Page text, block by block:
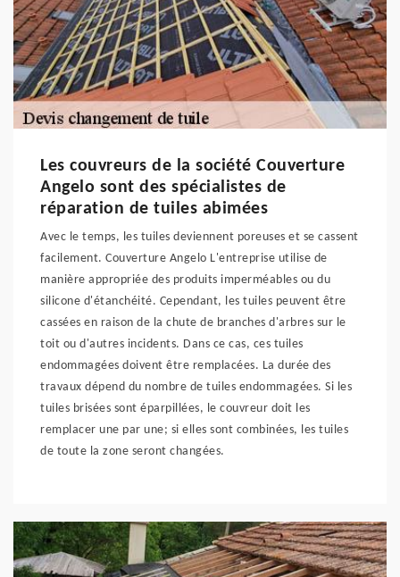
Les couvreurs de la société Couverture
Angelo sont des spécialistes de
réparation de tuiles abimées
Avec le temps, les tuiles deviennent poreuses et se cassent
facilement. Couverture Angelo L'entreprise utilise de
manière appropriée des produits imperméables ou du
silicone d'étanchéité. Cependant, les tuiles peuvent être
cassées en raison de la chute de branches d'arbres sur le
toit ou d'autres incidents. Dans ce cas, ces tuiles
endommagées doivent être remplacées. La durée des
travaux dépend du nombre de tuiles endommagées. Si les
tuiles brisées sont éparpillées, le couvreur doit les
remplacer une par une; si elles sont combinées, les tuiles
de toute la zone seront changées.